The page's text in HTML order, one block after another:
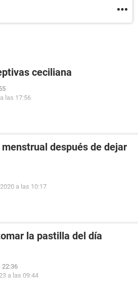
ceciliana
las 17:56
después de dejar
a las 10:17
la pastilla del día
22:36
a las 09:44